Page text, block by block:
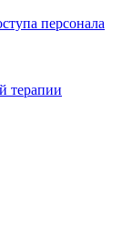
персонала
терапии